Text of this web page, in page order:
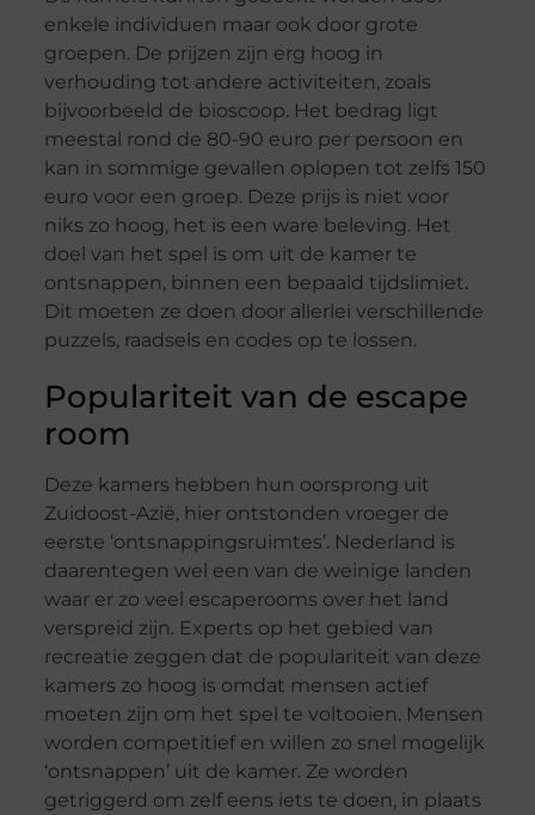
enkele individuen maar ook door grote
groepen. De prijzen zijn erg hoog in
verhouding tot andere activiteiten, zoals
bijvoorbeeld de bioscoop. Het bedrag ligt
meestal rond de 80-90 euro per persoon en
kan in sommige gevallen oplopen tot zelfs 150
euro voor een groep. Deze prijs is niet voor
niks zo hoog, het is een ware beleving. Het
doel van het spel is om uit de kamer te
ontsnappen, binnen een bepaald tijdslimiet.
Dit moeten ze doen door allerlei verschillende
puzzels, raadsels en codes op te lossen.
Populariteit van de escape
room
Deze kamers hebben hun oorsprong uit
Zuidoost-Azië, hier ontstonden vroeger de
eerste ‘ontsnappingsruimtes’. Nederland is
daarentegen wel een van de weinige landen
waar er zo veel escaperooms over het land
verspreid zijn. Experts op het gebied van
recreatie zeggen dat de populariteit van deze
kamers zo hoog is omdat mensen actief
moeten zijn om het spel te voltooien. Mensen
worden competitief en willen zo snel mogelijk
‘ontsnappen’ uit de kamer. Ze worden
getriggerd om zelf eens iets te doen, in plaats